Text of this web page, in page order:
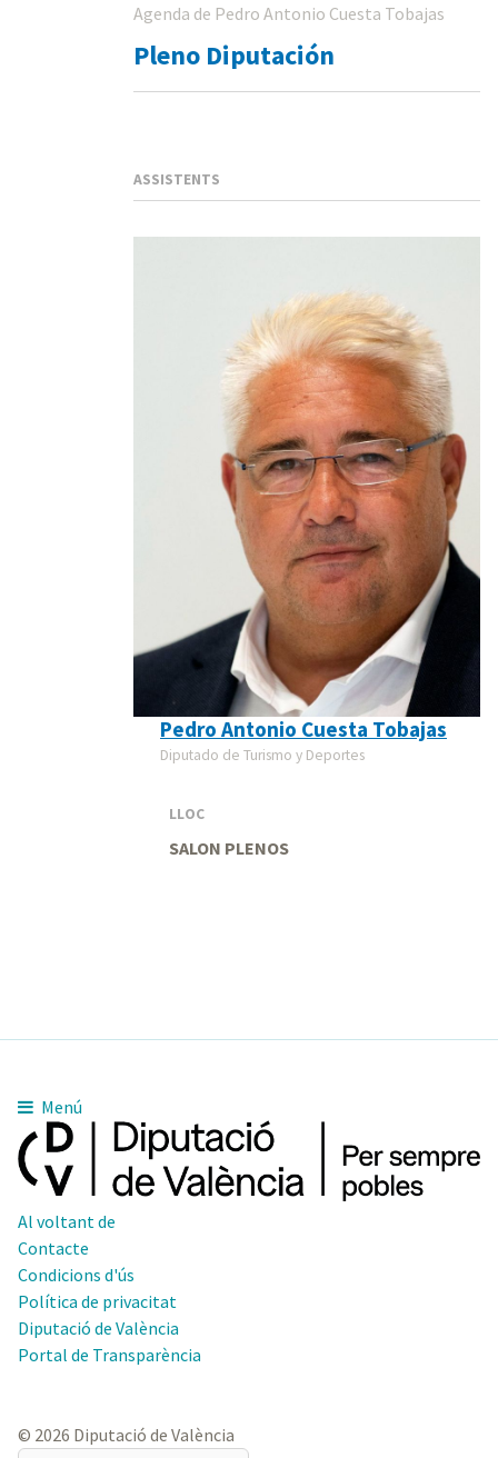
Agenda de Pedro Antonio Cuesta Tobajas
Pleno Diputación
ASSISTENTS
Pedro Antonio Cuesta Tobajas
Diputado de Turismo y Deportes
LLOC
SALON PLENOS
Menú
Al voltant de
Contacte
Condicions d'ús
Política de privacitat
Diputació de València
Portal de Transparència
© 2026 Diputació de València